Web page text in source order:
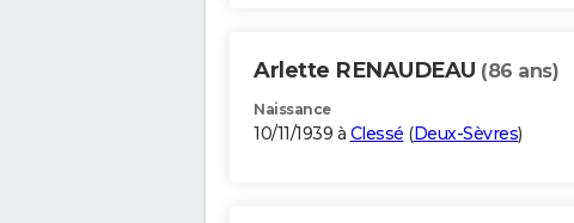
Arlette RENAUDEAU (86 ans)
Naissance
10/11/1939 à Clessé (Deux-Sèvres)